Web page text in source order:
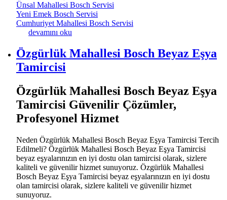
Ünsal Mahallesi Bosch Servisi
Yeni Emek Bosch Servisi
Cumhuriyet Mahallesi Bosch Servisi
Pınarbaşı Bosch Beyaz Eşya Tamircisi hakkında
devamını oku
Özgürlük Mahallesi Bosch Beyaz Eşya
Tamircisi
Özgürlük Mahallesi Bosch Beyaz Eşya
Tamircisi Güvenilir Çözümler,
Profesyonel Hizmet
Neden Özgürlük Mahallesi Bosch Beyaz Eşya Tamircisi Tercih
Edilmeli? Özgürlük Mahallesi Bosch Beyaz Eşya Tamircisi
beyaz eşyalarınızın en iyi dostu olan tamircisi olarak, sizlere
kaliteli ve güvenilir hizmet sunuyoruz. Özgürlük Mahallesi
Bosch Beyaz Eşya Tamircisi beyaz eşyalarınızın en iyi dostu
olan tamircisi olarak, sizlere kaliteli ve güvenilir hizmet
sunuyoruz.